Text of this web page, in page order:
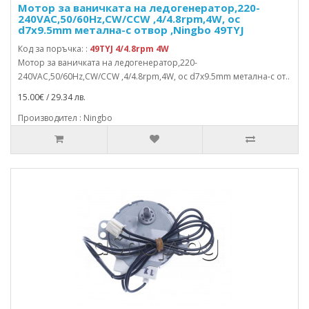
Мотор за ваничката на ледогенератор,220-
240VAC,50/60Hz,CW/CCW ,4/4.8rpm,4W, ос
d7x9.5mm метална-с отвор ,Ningbo 49TYJ
Код за поръчка: : 49TYJ 4/4.8rpm 4W
Мотор за ваничката на ледогенератор,220-
240VAC,50/60Hz,CW/CCW ,4/4.8rpm,4W, ос d7x9.5mm метална-с от..
15.00€ / 29.34 лв.
Производител : Ningbo